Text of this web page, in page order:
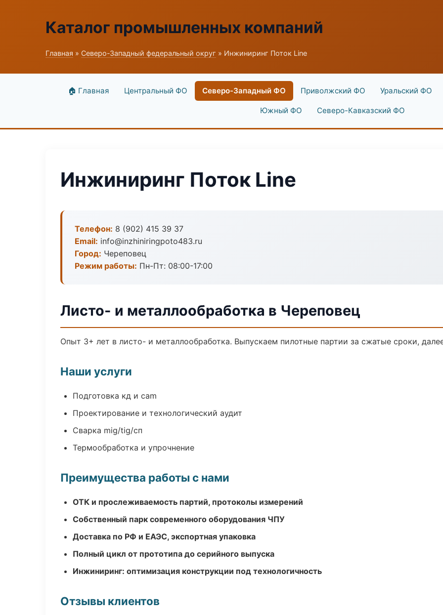
Каталог промышленных компаний
Главная » Северо-Западный федеральный округ » Инжиниринг Поток Line
🏠 Главная Центральный ФО Северо-Западный ФО Приволжский ФО Уральский ФО
Южный ФО Северо-Кавказский ФО
Инжиниринг Поток Line
Телефон: 8 (902) 415 39 37
Email: info@inzhiniringpoto483.ru
Город: Череповец
Режим работы: Пн-Пт: 08:00-17:00
Листо- и металлообработка в Череповец
Опыт 3+ лет в листо- и металлообработка. Выпускаем пилотные партии за сжатые сроки,
Наши услуги
Подготовка кд и cam
Проектирование и технологический аудит
Сварка mig/tig/сп
Термообработка и упрочнение
Преимущества работы с нами
ОТК и прослеживаемость партий, протоколы измерений
Собственный парк современного оборудования ЧПУ
Доставка по РФ и ЕАЭС, экспортная упаковка
Полный цикл от прототипа до серийного выпуска
Инжиниринг: оптимизация конструкции под технологичность
Отзывы клиентов